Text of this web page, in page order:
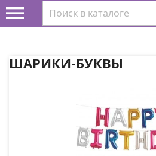

ШАРИКИ-БУКВЫ